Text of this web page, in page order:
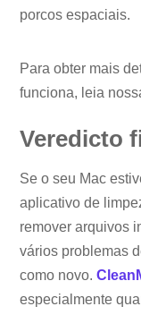
porcos espaciais.
Para obter mais
funciona, leia
Veredicto
Se o seu Mac
aplicativo de
remover arquivos
vários problemas
como novo.
especialmente